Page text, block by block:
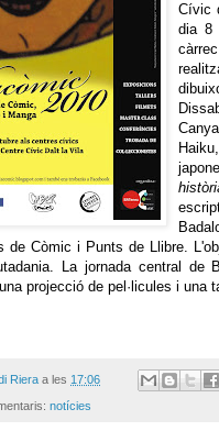
Cívic
dia 8
de Còmic i Punts de Llibre.
La jornada central de
projecció de pel·licules i una
Riera a les 17:06
notícies